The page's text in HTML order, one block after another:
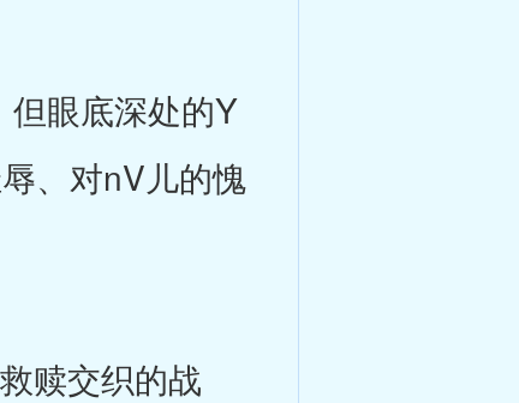
眼底深处的Y
、对nV儿的愧
赎交织的战